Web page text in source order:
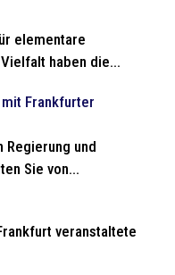
elementare
haben die...
Frankfurter
Regierung und
Sie von...
veranstaltete